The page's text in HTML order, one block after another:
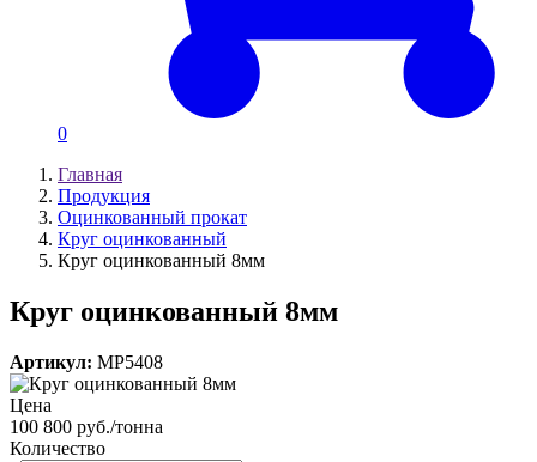
0
Главная
Продукция
Оцинкованный прокат
Круг оцинкованный
Круг оцинкованный 8мм
Круг оцинкованный 8мм
Артикул: MP5408
Цена
100 800 руб./тонна
Количество